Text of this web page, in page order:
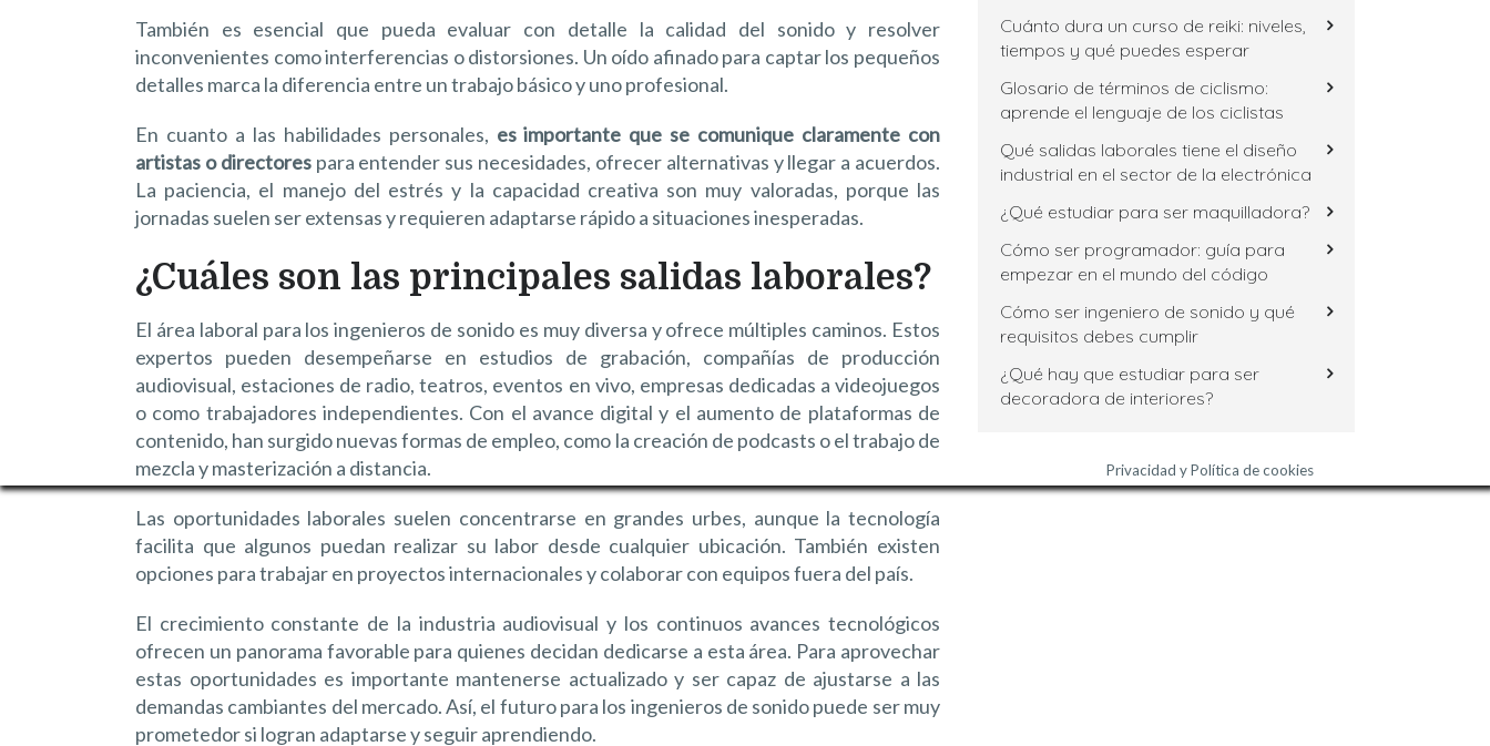
También es esencial que pueda evaluar con detalle la calidad del sonido y resolver
inconvenientes como interferencias o distorsiones. Un oído afinado para captar los pequeños
detalles marca la diferencia entre un trabajo básico y uno profesional.
En cuanto a las habilidades personales, es importante que se comunique claramente con
artistas o directorespara entender sus necesidades, ofrecer alternativas y llegar a acuerdos.
La paciencia, el manejo del estrés y la capacidad creativa son muy valoradas, porque las
jornadas suelen ser extensas y requieren adaptarse rápido a situaciones inesperadas.
¿Cuáles son las principales salidas laborales?
El área laboral para los ingenieros de sonido es muy diversa y ofrece múltiples caminos. Estos
expertos pueden desempeñarse en estudios de grabación, compañías de producción
audiovisual, estaciones de radio, teatros, eventos en vivo, empresas dedicadas a videojuegos
o como trabajadores independientes. Con el avance digital y el aumento de plataformas de
contenido, han surgido nuevas formas de empleo, como la creación de podcasts o el trabajo de
mezcla y masterización a distancia.
Las oportunidades laborales suelen concentrarse en grandes urbes, aunque la tecnología
facilita que algunos puedan realizar su labor desde cualquier ubicación. También existen
opciones para trabajar en proyectos internacionales y colaborar con equipos fuera del país.
El crecimiento constante de la industria audiovisual y los continuos avances tecnológicos
ofrecen un panorama favorable para quienes decidan dedicarse a esta área. Para aprovechar
estas oportunidades es importante mantenerse actualizado y ser capaz de ajustarse a las
demandas cambiantes del mercado. Así, el futuro para los ingenieros de sonido puede ser muy
prometedor si logran adaptarse y seguir aprendiendo.
Cuánto dura un curso de reiki: niveles,
tiempos y qué puedes esperar
Glosario de términos de ciclismo:
aprende el lenguaje de los ciclistas
Qué salidas laborales tiene el diseño
industrial en el sector de la electrónica
¿Qué estudiar para ser maquilladora?
Cómo ser programador: guía para
empezar en el mundo del código
Cómo ser ingeniero de sonido y qué
requisitos debes cumplir
¿Qué hay que estudiar para ser
decoradora de interiores?
Privacidad y Política de cookies